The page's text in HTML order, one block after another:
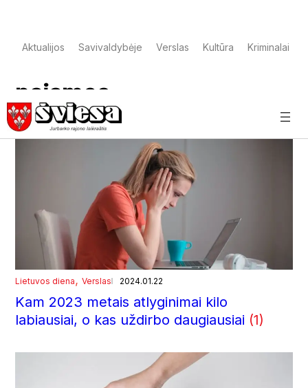
Aktualijos Savivaldybėje Verslas Kultūra Kriminalai
pajamos
Lietuvos diena, Verslas 2024.01.22
Kam 2023 metais atlyginimai kilo
labiausiai, o kas uždirbo daugiausiai (1)